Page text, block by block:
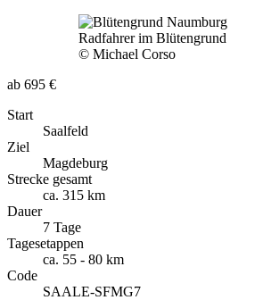
Radfahrer im Blütengrund
© Michael Corso
ab 695 €
Start
Saalfeld
Ziel
Magdeburg
Strecke gesamt
ca. 315 km
Dauer
7 Tage
Tagesetappen
ca. 55 - 80 km
Code
SAALE-SFMG7